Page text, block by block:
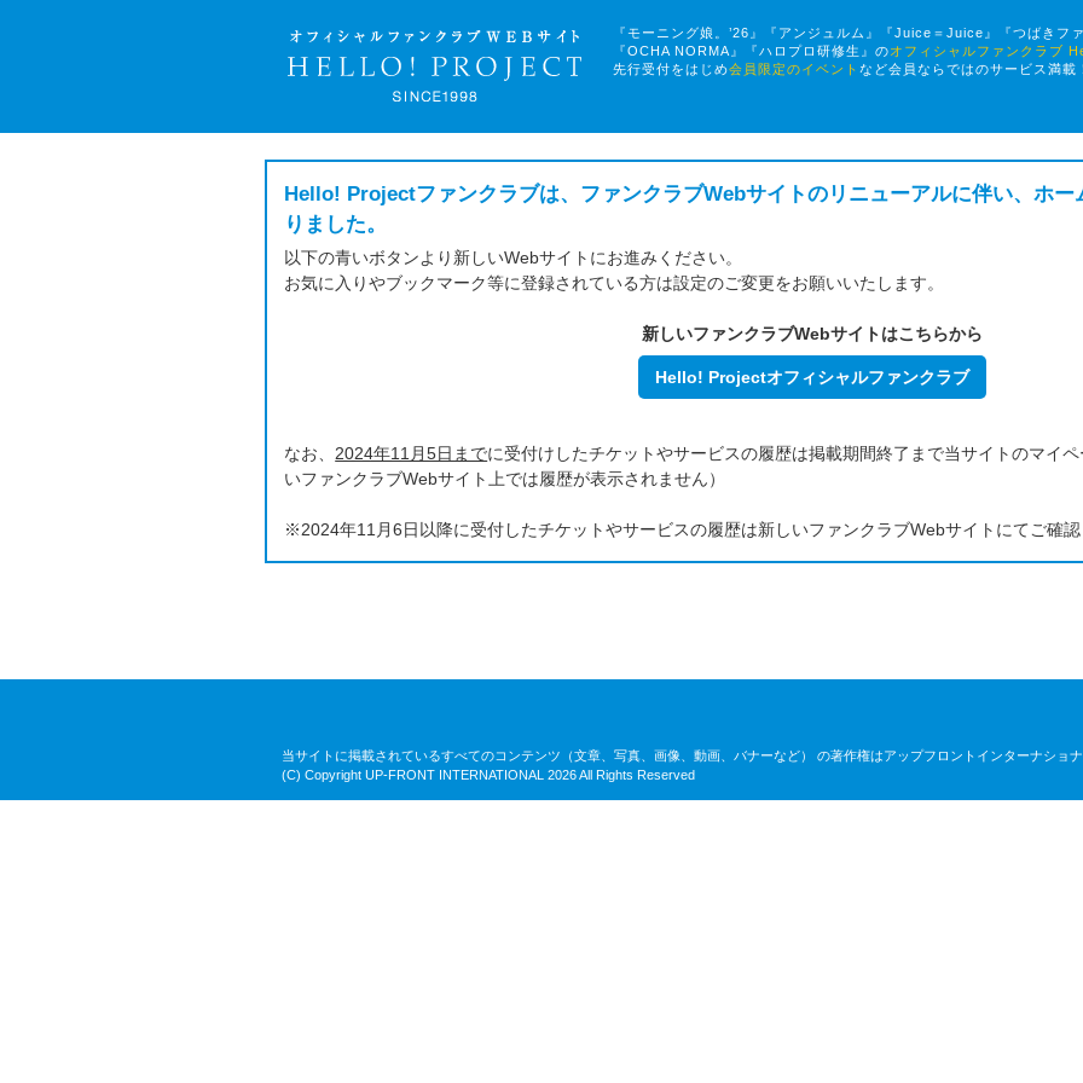
『モーニング娘。’26』『アンジュルム』『Juice＝Juice』『つばきフ
『OCHA NORMA』『ハロプロ研修生』のオフィシャルファンクラブ
先行受付をはじめ会員限定のイベント など会員ならではのサービス満載！
Hello! Projectファンクラブは、ファンクラブWebサイトのリニューアルに伴い、ホー
りました。
以下の青いボタンより新しいWebサイトにお進みください。
お気に入りやブックマーク等に登録されている方は設定のご変更をお願いいたします。
新しいファンクラブWebサイトはこちらから
Hello! Projectオフィシャルファンクラブ
なお、 2024年11月5日までに受付けしたチケットやサービスの履歴は掲載期間終了まで当サイトのマイ
いファンクラブWebサイト上では履歴が表示されません）
※2024年11月6日以降に受付したチケットやサービスの履歴は新しいファンクラブWebサイトにてご確認
当サイトに掲載されているすべてのコンテンツ（文章、写真、画像、動画、バナーなど） の著作権はアップフロントインターナショナ
(C) Copyright UP-FRONT INTERNATIONAL 2026 All Rights Reserved